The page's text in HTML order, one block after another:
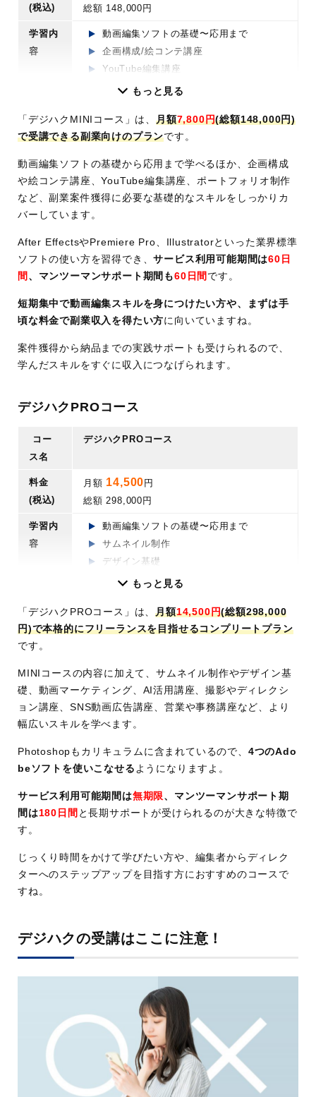
スタ
イル
学べ
るソ
フト
After Effects/Pre
miere Pro/Illustra
tor
After Effects/Premiere
Pro/Photoshop/Illustrat
or
ート
体制
ン面談
24時間チャットサポート(13時〜22時は1時
間以内回答)
案件獲得から納品までの実践サポート
副業・フリーランス独立支援
受講後も参加できる受講生限定コミュニティ
学習
60日間
ート期間：60日間)
目的
(税込) 総額 148,000円
学習内
容
動画編集ソフトの基礎〜応用まで
企画構成/絵コンテ講座
YouTube編集講座
ポートフォリオ制作
タイル
オンライン
ソフト
サポー
ト体制
現役フリーランス講師による専属マンツ
時間以内回答)
作品添削・フィードバックサポート
個別学習プラン・ロードマップ作成
副業・フリーランス独立支援
ティあり など
間
的
もっと見る
「デジハクMINIコース」は、 月額7,800円(総額148,000円)
で受講できる副業向けのプランです。
動画編集ソフトの基礎から応用まで学べるほか、企画構成
や絵コンテ講座、YouTube編集講座、ポートフォリオ制作
など、副業案件獲得に必要な基礎的なスキルをしっかりカ
バーしています。
After EffectsやPremiere Pro、Illustratorといった業界標準
ソフトの使い方を習得でき、サービス利用可能期間は60日
間 、マンツーマンサポート期間も60日間 です。
短期集中で動画編集スキルを身につけたい方や、まずは手
頃な料金で副業収入を得たい方に向いていますね。
案件獲得から納品までの実践サポートも受けられるので、
学んだスキルをすぐに収入につなげられます。
デジハクPROコース
コー
ス名
デジハクPROコース
料金
(税込)
月額 14,500円
総額 298,000円
学習内
容
動画編集ソフトの基礎〜応用まで
サムネイル制作
デザイン基礎
動画マーケティング
AI活用基礎講座
撮影/ディレクション講座
SNS動画広告講座
営業/事務講座
ポートフォリオ制作など
受講ス
学べる
After Effects/Premiere Pro/Photoshop/Illust
サポー
ト体制
現役フリーランス講師による専属マンツ
時間以内回答)
副業・フリーランス独立支援
(マンツーマンサポート期間：180日間)
学習目
副業・転職・フリーランス向け
もっと見る
「デジハクPROコース」は、月額14,500円(総額298,000
円)で本格的にフリーランスを目指せるコンプリートプラン
です。
MINIコースの内容に加えて、サムネイル制作やデザイン基
礎、動画マーケティング、AI活用講座、撮影やディレクシ
ョン講座、SNS動画広告講座、営業や事務講座など、より
幅広いスキルを学べます。
Photoshopもカリキュラムに含まれているので、 4つのAdo
beソフトを使いこなせる ようになりますよ。
サービス利用可能期間は無期限 、マンツーマンサポート期
間は180日間 と長期サポートが受けられるのが大きな特徴で
す。
じっくり時間をかけて学びたい方や、編集者からディレク
ターへのステップアップを目指す方におすすめのコースで
すね。
デジハクの受講はここに注意！